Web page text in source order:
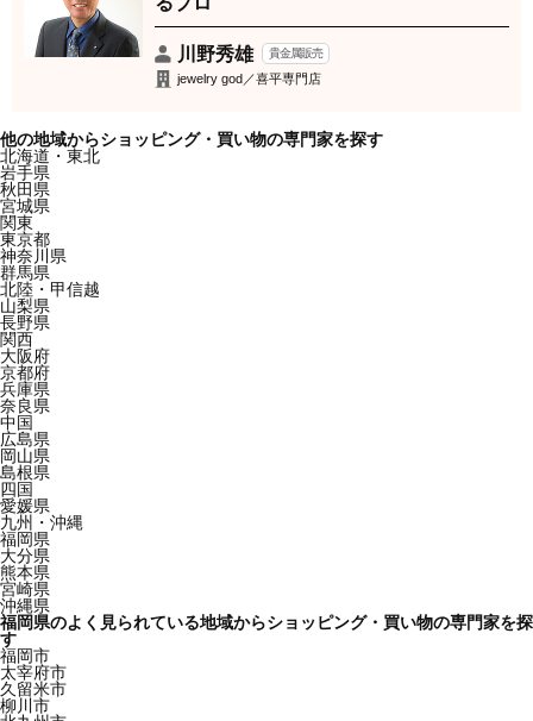
川野秀雄 貴金属販売
jewelry god／喜平専門店
他の地域からショッピング・買い物の専門家を探す
北海道・東北
岩手県
秋田県
宮城県
関東
東京都
神奈川県
群馬県
北陸・甲信越
山梨県
長野県
関西
大阪府
京都府
兵庫県
奈良県
中国
広島県
岡山県
島根県
四国
愛媛県
九州・沖縄
福岡県
大分県
熊本県
宮崎県
沖縄県
福岡県のよく見られている地域からショッピング・買い物の専門家を探
す
福岡市
太宰府市
久留米市
柳川市